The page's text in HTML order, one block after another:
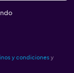
y condiciones y